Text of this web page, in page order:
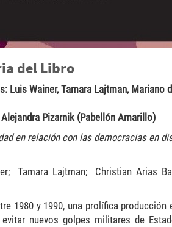
del Libro
Luis Wainer, Tamara Lajtman, Mariano
Pizarnik (Pabellón Amarillo)
en relación con las democracias en
Tamara Lajtman; Christian Arias
1980 y 1990, una prolífica producción
nuevos golpes militares de